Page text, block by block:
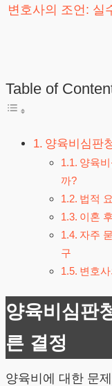
변호사의 조언: 실
Table of
양육비심판
양육
까?
법적
이혼
자주
구
변호
양육비심판
른 결정
양육비에 대한 문